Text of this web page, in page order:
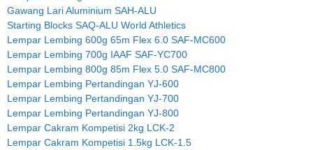
Gawang Lari Aluminium SAH-ALU
Starting Blocks SAQ-ALU World Athletics
Lempar Lembing 600g 65m Flex 6.0 SAF-MC600
Lempar Lembing 700g IAAF SAF-YC700
Lempar Lembing 800g 85m Flex 5.0 SAF-MC800
Lempar Lembing Pertandingan YJ-600
Lempar Lembing Pertandingan YJ-700
Lempar Lembing Pertandingan YJ-800
Lempar Cakram Kompetisi 2kg LCK-2
Lempar Cakram Kompetisi 1.5kg LCK-1.5